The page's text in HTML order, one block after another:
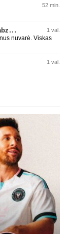
52 min.
M. Salah oficialiai persikėlė į Turkijos ekipą „Trabzonspor“ 1 val.
nuvarė. Viskas
1 val.